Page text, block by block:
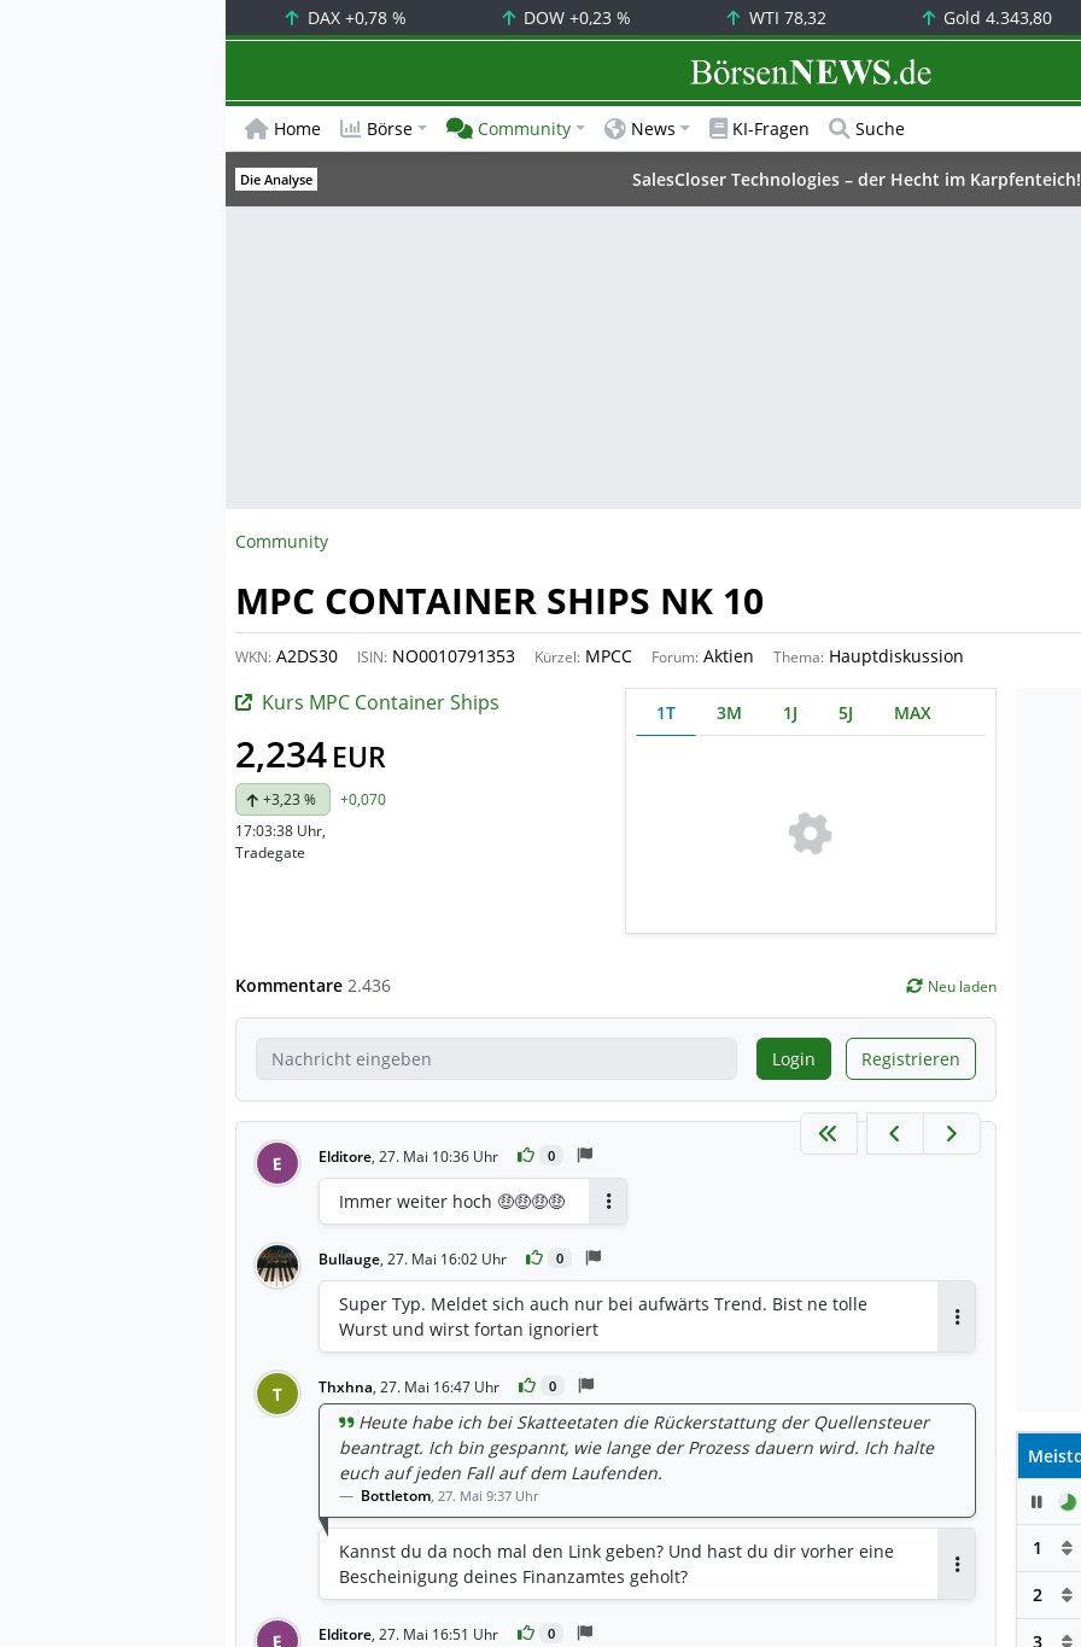
DAX +0,78 % DOW+0,23 % WTI 78,32 Gold4.343,80
BörsenNEWS.de
Home Börse Community News KI-Fragen Suche
Die Analyse SalesCloser Technologies – der Hecht im Karpfenteich!
Community
MPC CONTAINER SHIPS NK 10
WKN: A2DS30 ISIN: NO0010791353 Kürzel: MPCC Forum: Aktien Thema: Hauptdiskussion
Kurs MPC Container Ships
2,234EUR
+3,23 %
+0,070
17:03:38 Uhr,
Tradegate
1T 3M 1J 5J MAX
Kommentare 2.436 Neu laden
Login Registrieren
E Elditore, 27. Mai 10:36 Uhr 0
Immer weiter hoch 🤑🤑🤑🤑
Bullauge, 27. Mai 16:02 Uhr 0
Super Typ. Meldet sich auch nur bei aufwärts Trend. Bist ne tolle
Wurst und wirst fortan ignoriert
T Thxhna, 27. Mai 16:47 Uhr 0
Heute habe ich bei Skatteetaten die Rückerstattung der Quellensteuer
beantragt. Ich bin gespannt, wie lange der Prozess dauern wird. Ich halte
euch auf jeden Fall auf dem Laufenden.
Bottletom, 27. Mai 9:37 Uhr
Kannst du da noch mal den Link geben? Und hast du dir vorher eine
Bescheinigung deines Finanzamtes geholt?
E Elditore, 27. Mai 16:51 Uhr 0
1
2
3